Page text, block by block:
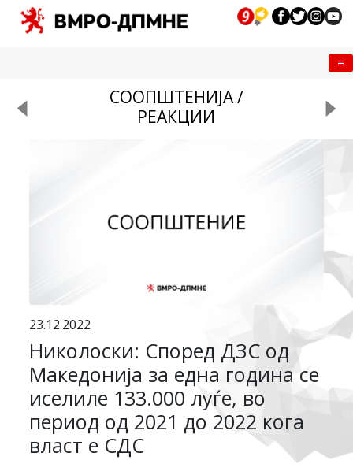
СООПШТЕНИЈА /
РЕАКЦИИ
23.12.2022
Николоски: Според ДЗС од
Македонија за една година се
иселиле 133.000 луѓе, во
период од 2021 до 2022 кога
власт е СДС